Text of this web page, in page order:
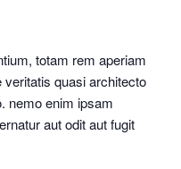
totam rem aperiam
veritatis quasi architecto
nemo enim ipsam
aut odit aut fugit